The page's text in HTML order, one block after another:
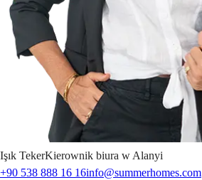
Işık TekerKierownik biura w Alanyi
+90 538 888 16 16info@summerhomes.com